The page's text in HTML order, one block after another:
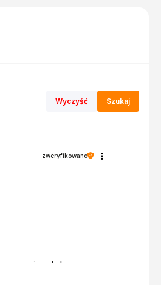
Wyczyść Szukaj
priorytet.
zweryfikowano